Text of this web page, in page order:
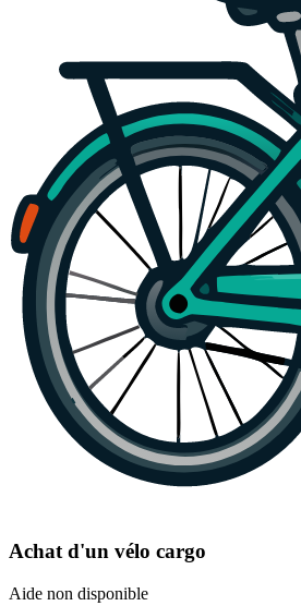
Achat d'un vélo cargo
Aide non disponible